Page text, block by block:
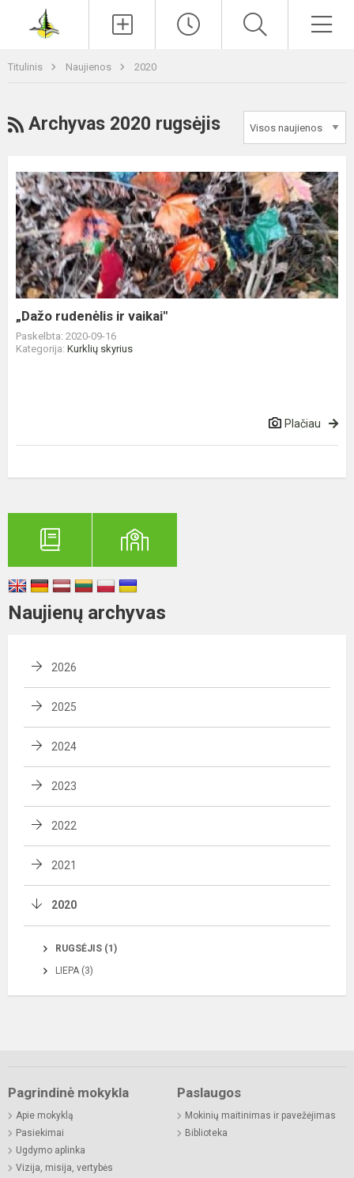
Titulinis Naujienos 2020
RSS
Archyvas 2020 rugsėjis
„Dažo
rudenėlis
ir
vaikai"
„Dažo rudenėlis ir vaikai"
Paskelbta: 2020-09-16
Kategorija: Kurklių skyrius
Plačiau
Naujienų archyvas
2026
2025
2024
2023
2022
2021
2020
RUGSĖJIS (1)
LIEPA (3)
Pagrindinė mokykla
Apie mokyklą
Pasiekimai
Ugdymo aplinka
Vizija, misija, vertybės
Paslaugos
Mokinių maitinimas ir pavežėjimas
Biblioteka